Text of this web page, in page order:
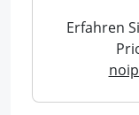
Erfahren